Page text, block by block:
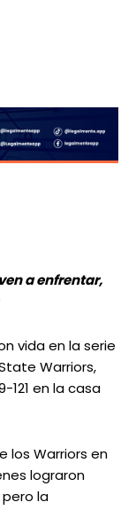
a enfrentar,
vida en la serie
Warriors,
121 en la casa
los Warriors en
lograron
la